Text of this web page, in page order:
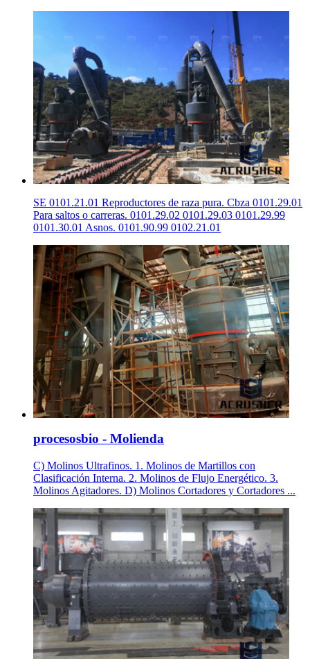
SE 0101.21.01 Reproductores de raza pura. Cbza 0101.29.01
Para saltos o carreras. 0101.29.02 0101.29.03 0101.29.99
0101.30.01 Asnos. 0101.90.99 0102.21.01
procesosbio - Molienda
C) Molinos Ultrafinos. 1. Molinos de Martillos con
Clasificación Interna. 2. Molinos de Flujo Energético. 3.
Molinos Agitadores. D) Molinos Cortadores y Cortadores ...